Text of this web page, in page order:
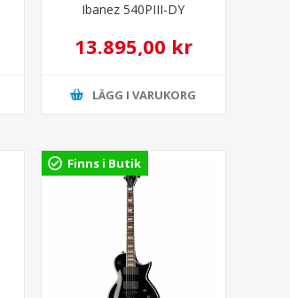
Ibanez 540PIII-DY
13.895,00 kr
LÄGG I VARUKORG
Finns i Butik